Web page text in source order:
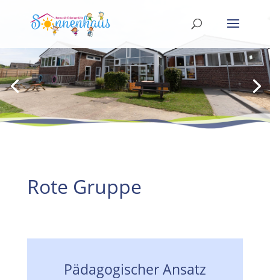
Rote Gruppe
Pädagogischer Ansatz